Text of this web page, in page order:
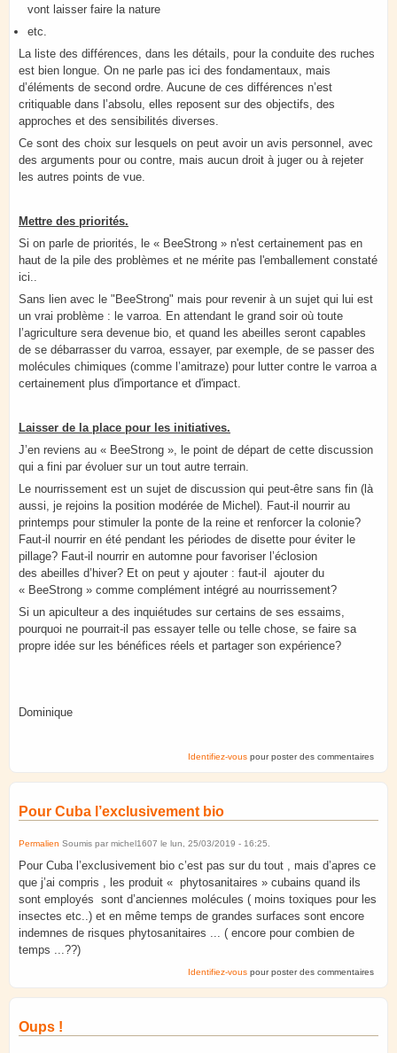
vont laisser faire la nature
etc.
La liste des différences, dans les détails, pour la conduite des ruches
est bien longue. On ne parle pas ici des fondamentaux, mais
d’éléments de second ordre. Aucune de ces différences n’est
critiquable dans l’absolu, elles reposent sur des objectifs, des
approches et des sensibilités diverses.
Ce sont des choix sur lesquels on peut avoir un avis personnel, avec
des arguments pour ou contre, mais aucun droit à juger ou à rejeter
les autres points de vue.
Mettre des priorités.
Si on parle de priorités, le « BeeStrong » n'est certainement pas en
haut de la pile des problèmes et ne mérite pas l'emballement constaté
ici..
Sans lien avec le "BeeStrong" mais pour revenir à un sujet qui lui est
un vrai problème : le varroa. En attendant le grand soir où toute
l’agriculture sera devenue bio, et quand les abeilles seront capables
de se débarrasser du varroa, essayer, par exemple, de se passer des
molécules chimiques (comme l’amitraze) pour lutter contre le varroa a
certainement plus d'importance et d'impact.
Laisser de la place pour les initiatives.
J’en reviens au « BeeStrong », le point de départ de cette discussion
qui a fini par évoluer sur un tout autre terrain.
Le nourrissement est un sujet de discussion qui peut-être sans fin (là
aussi, je rejoins la position modérée de Michel). Faut-il nourrir au
printemps pour stimuler la ponte de la reine et renforcer la colonie?
Faut-il nourrir en été pendant les périodes de disette pour éviter le
pillage? Faut-il nourrir en automne pour favoriser l’éclosion
des abeilles d’hiver? Et on peut y ajouter : faut-il ajouter du
« BeeStrong » comme complément intégré au nourrissement?
Si un apiculteur a des inquiétudes sur certains de ses essaims,
pourquoi ne pourrait-il pas essayer telle ou telle chose, se faire sa
propre idée sur les bénéfices réels et partager son expérience?
Dominique
Identifiez-vous pour poster des commentaires
Pour Cuba l’exclusivement bio
Permalien Soumis par michel1607 le lun, 25/03/2019 - 16:25
Pour Cuba l’exclusivement bio c’est pas sur du tout , mais d’apres ce
que j’ai compris , les produit « phytosanitaires » cubains quand ils
sont employés sont d’anciennes molécules ( moins toxiques pour les
insectes etc..) et en même temps de grandes surfaces sont encore
indemnes de risques phytosanitaires ... ( encore pour combien de
temps ...??)
Identifiez-vous pour poster des commentaires
Oups !